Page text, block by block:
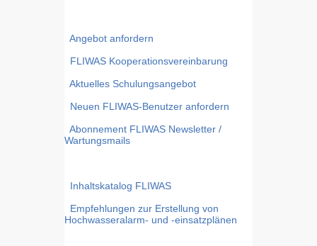
Angebot anfordern
FLIWAS Kooperationsvereinbarung
Aktuelles Schulungsangebot
Neuen FLIWAS-Benutzer anfordern
Abonnement FLIWAS Newsletter /
Wartungsmails
Inhaltskatalog FLIWAS
Empfehlungen zur Erstellung von
Hochwasseralarm- und -einsatzplänen